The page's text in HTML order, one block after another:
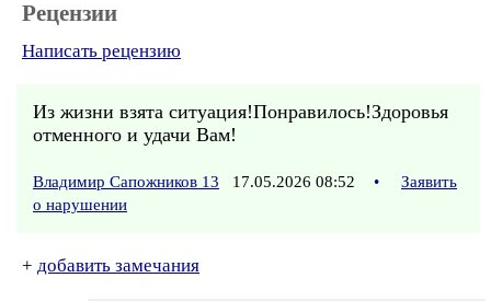
Рецензии
Написать рецензию
Из жизни взята ситуация!Понравилось!Здоровья
отменного и удачи Вам!
Владимир Сапожников 13 17.05.2026 08:52 •
Заявить
о нарушении
+ добавить замечания